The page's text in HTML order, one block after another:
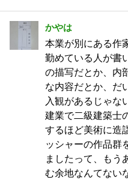
かやは
本業が別にある
勤めている人が書
の描写だとか、内
な内容だとか、だ
入観があるじゃな
建業で二級建築士
するほど美術に造
ッシャーの作品群
ましたって、もう
む余地なんてない